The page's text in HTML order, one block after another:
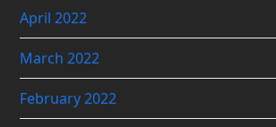
April 2022
March 2022
February 2022